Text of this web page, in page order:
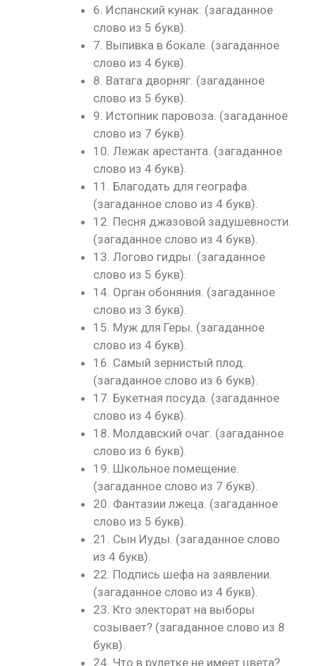
6. Испанский кунак. (загаданное
слово из 5 букв).
7. Выпивка в бокале. (загаданное
слово из 4 букв).
8. Ватага дворняг. (загаданное
слово из 5 букв).
9. Истопник паровоза. (загаданное
слово из 7 букв).
10. Лежак арестанта. (загаданное
слово из 4 букв).
11. Благодать для географа.
(загаданное слово из 4 букв).
12. Песня джазовой задушевности.
(загаданное слово из 4 букв).
13. Логово гидры. (загаданное
слово из 5 букв).
14. Орган обоняния. (загаданное
слово из 3 букв).
15. Муж для Геры. (загаданное
слово из 4 букв).
16. Самый зернистый плод.
(загаданное слово из 6 букв).
17. Букетная посуда. (загаданное
слово из 4 букв).
18. Молдавский очаг. (загаданное
слово из 6 букв).
19. Школьное помещение.
(загаданное слово из 7 букв).
20. Фантазии лжеца. (загаданное
слово из 5 букв).
21. Сын Иуды. (загаданное слово
из 4 букв).
22. Подпись шефа на заявлении.
(загаданное слово из 4 букв).
23. Кто электорат на выборы
созывает? (загаданное слово из 8
букв).
24. Что в рулетке не имеет цвета?